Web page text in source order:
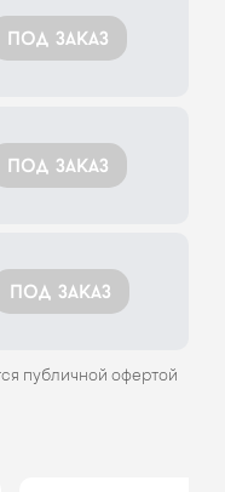
под заказ
под заказ
под заказ
публичной офертой